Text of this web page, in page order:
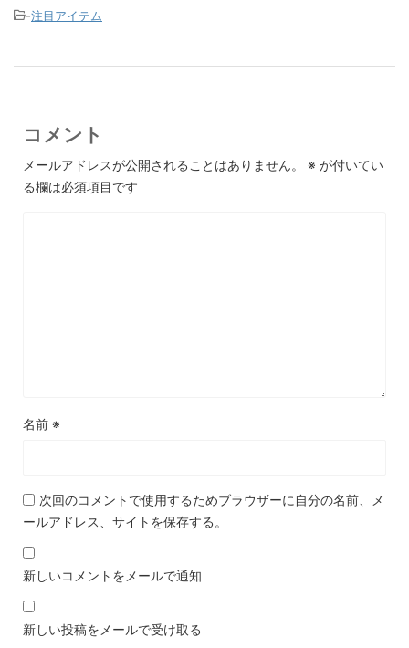
-注目アイテム
コメント
メールアドレスが公開されることはありません。 ※ が付いてい
る欄は必須項目です
名前 ※
次回のコメントで使用するためブラウザーに自分の名前、メ
ールアドレス、サイトを保存する。
新しいコメントをメールで通知
新しい投稿をメールで受け取る